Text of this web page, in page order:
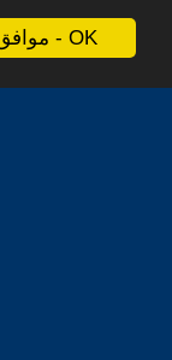
موافق - OK